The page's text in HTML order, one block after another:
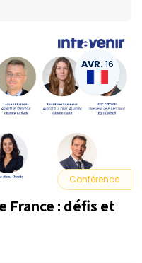
AVR.16
France : défis et
Conférence